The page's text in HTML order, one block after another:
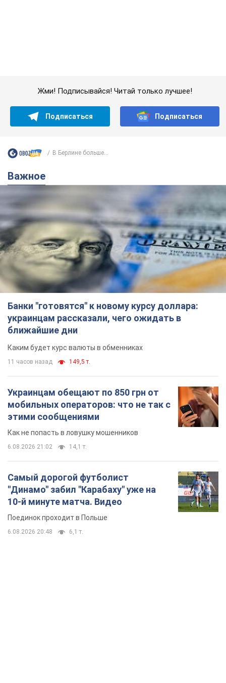
Банки "готовятся" к новому курсу доллара:
украинцам рассказали, чего ожидать в
ближайшие дни
Каким будет курс валюты в обменниках
11 часов назад 149,5 т.
Украинцам обещают по 850 грн от
мобильных операторов: что не так с
этими сообщениями
Как не попасть в ловушку мошенников
6.08.2026 21:02 14,1 т.
Самый дорогой футболист
"Динамо" забил "Карабаху" уже на
10-й минуте матча. Видео
Поединок проходит в Польше
6.08.2026 20:48 6,1 т.